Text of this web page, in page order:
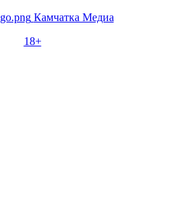
Камчатка Медиа
18+